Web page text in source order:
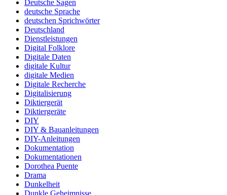
Deutsche Sagen
deutsche Sprache
deutschen Sprichwörter
Deutschland
Dienstleistungen
Digital Folklore
Digitale Daten
digitale Kultur
digitale Medien
Digitale Recherche
Digitalisierung
Diktiergerät
Diktiergeräte
DIY
DIY & Bauanleitungen
DIY-Anleitungen
Dokumentation
Dokumentationen
Dorothea Puente
Drama
Dunkelheit